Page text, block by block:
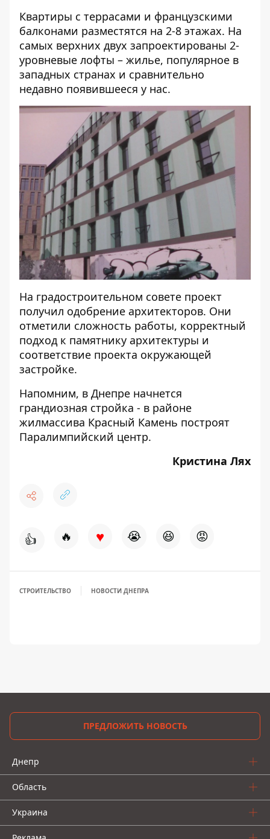
Квартиры с террасами и французскими
балконами разместятся на 2-8 этажах. На
самых верхних двух запроектированы 2-
уровневые лофты – жилье, популярное в
западных странах и сравнительно
недавно появившееся у нас.
На градостроительном совете проект
получил одобрение архитекторов. Они
отметили сложность работы, корректный
подход к памятнику архитектуры и
соответствие проекта окружающей
застройке.
Напомним, в Днепре начнется
грандиозная стройка - в районе
жилмассива Красный Камень построят
Паралимпийский центр.
Кристина Лях
👍 🔥 ♥ 😭 😆 😡
СТРОИТЕЛЬСТВО НОВОСТИ ДНЕПРА
ПРЕДЛОЖИТЬ НОВОСТЬ
Днепр
Область
Украина